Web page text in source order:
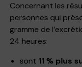
Concernant les
personnes qui
gramme de
24 heures:
sont 11 % plus